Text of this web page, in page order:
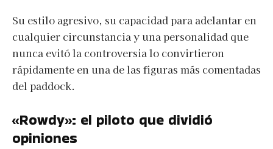
Su estilo agresivo, su capacidad para adelantar en
cualquier circunstancia y una personalidad que
nunca evitó la controversia lo convirtieron
rápidamente en una de las figuras más comentadas
del paddock.
«Rowdy»: el piloto que dividió
opiniones